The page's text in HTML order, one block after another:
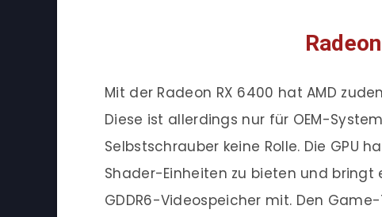
Mit der Radeon RX 6400 hat AMD
Diese ist allerdings nur für OEM-
Selbstschrauber keine Rolle. Die GPU
Shader-Einheiten zu bieten und
GDDR6-Videospeicher mit. Den